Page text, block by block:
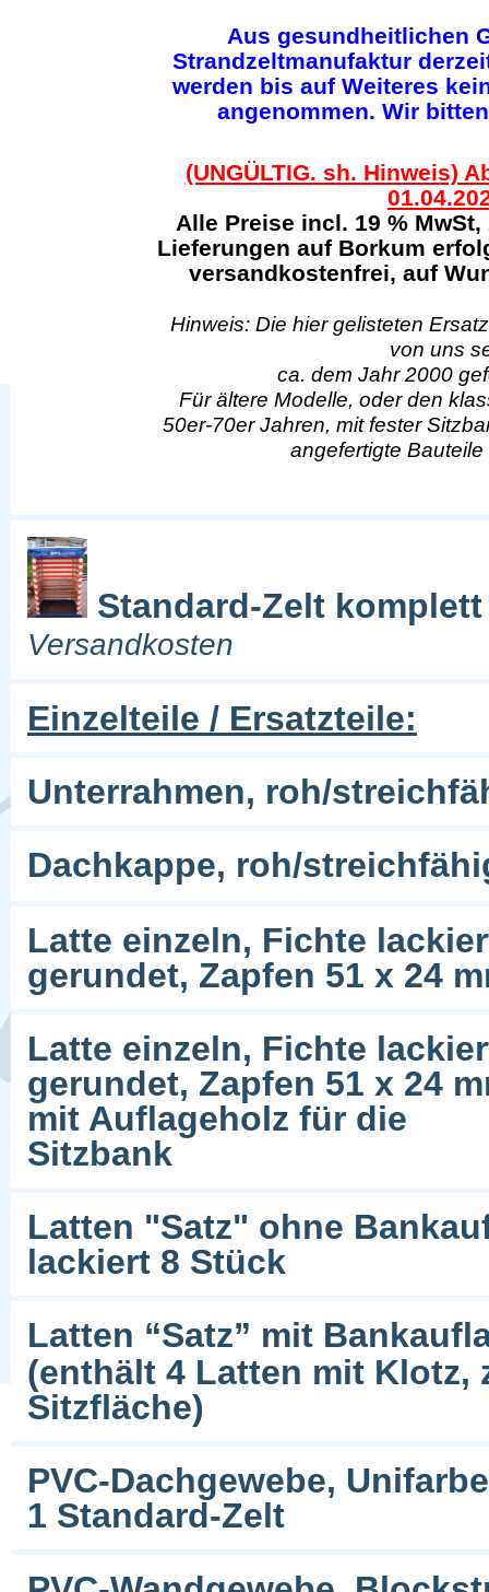
Aus gesundheitlichen
Strandzeltmanufaktur
werden bis auf Weiteres
angenommen. Wir
(UNGÜLTIG. sh. Hinweis)
Alle Preise incl. 19 %
Lieferungen auf Borkum
versandkostenfrei, auf
Hinweis: Die hier gelisteten
von uns
ca. dem Jahr 2000
Für ältere Modelle, oder den
50er-70er Jahren, mit fester
angefertigte
Standard-Zelt
Versandkosten
Einzelteile / Ersatzteile:
Unterrahmen, roh/
Dachkappe, roh/
Latte einzeln, Fichte
gerundet, Zapfen 51 x 24
Latte einzeln, Fichte
gerundet, Zapfen 51 x 24
mit Auflageholz für die
Sitzbank
Latten "Satz" ohne
lackiert 8 Stück
Latten “Satz” mit
(enthält 4 Latten mit Klotz,
Sitzfläche)
PVC-Dachgewebe,
1 Standard-Zelt